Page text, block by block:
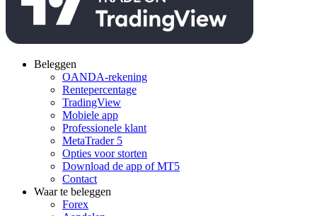
Beleggen
OANDA-rekening
Rentepercentage
TradingView
Mobiele app
Professionele klant
MetaTrader 5
Opties voor storten
Download de app of MT5
Contact
Waar te beleggen
Forex